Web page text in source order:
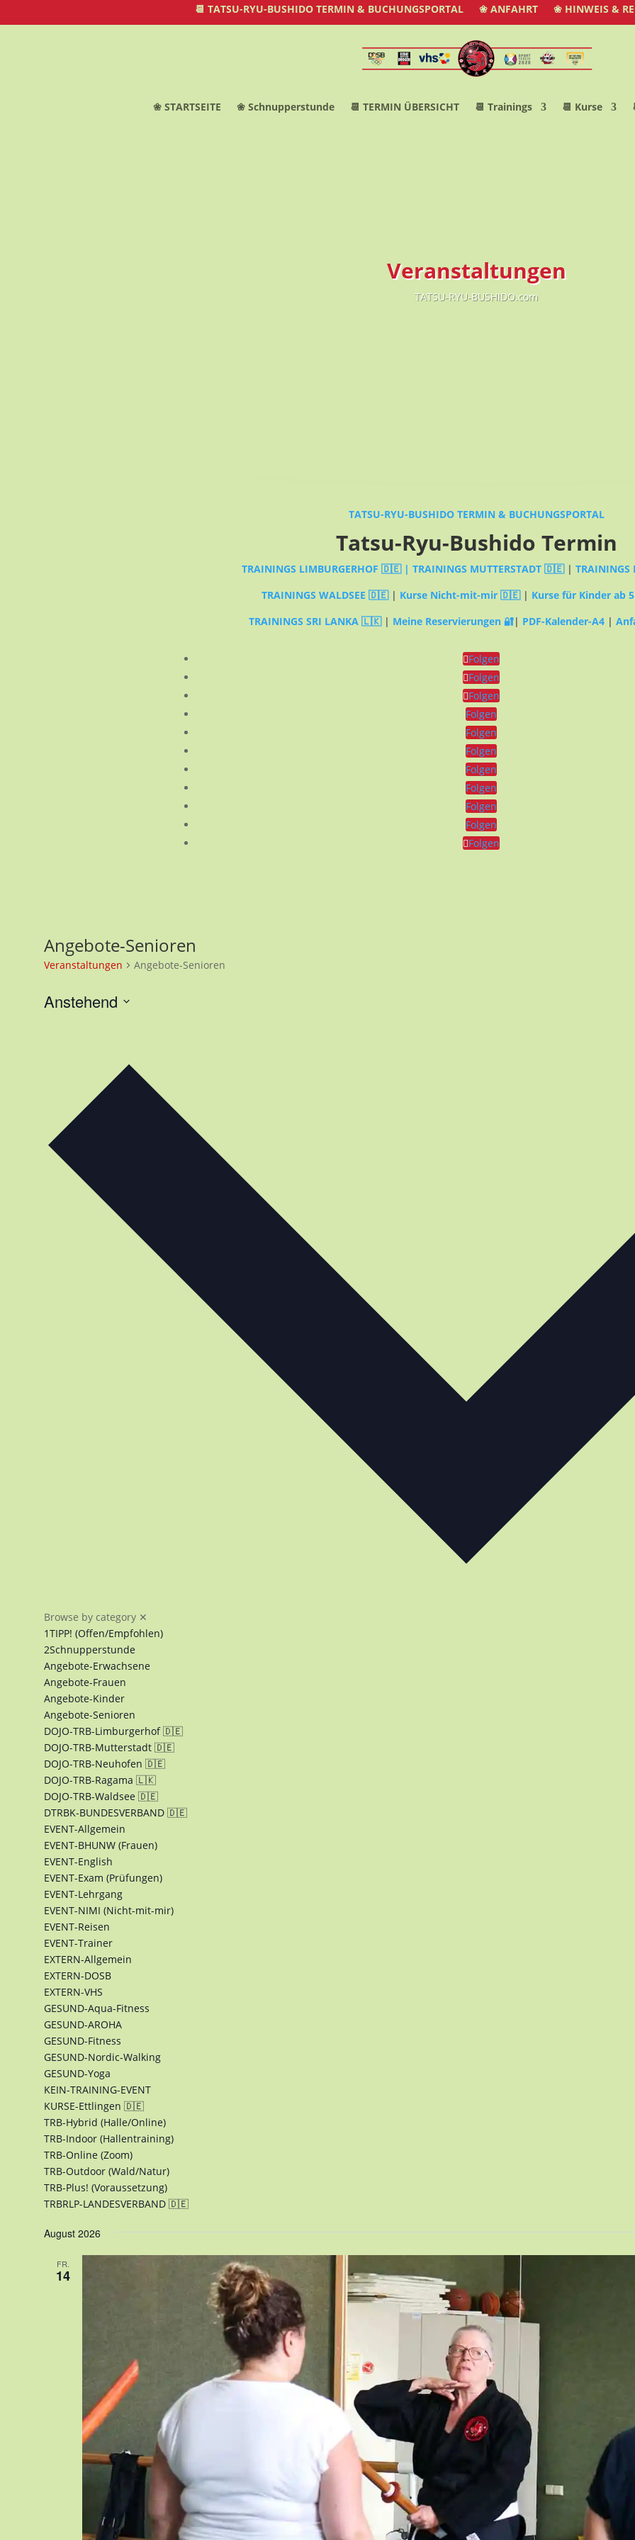
📆 TATSU-RYU-BUSHIDO TERMIN & BUCHUNGSPORTAL ❀ ANFAHRT ❀ HINWEIS &
❀ STARTSEITE ❀ Schnupperstunde 📆 TERMIN ÜBERSICHT 📆 Trainings 📆 Kurse
Veranstaltungen
TATSU-RYU-BUSHIDO.com
TATSU-RYU-BUSHIDO TERMIN & BUCHUNGSPORTAL
Tatsu-Ryu-Bushido Termin
TRAININGS LIMBURGERHOF 🇩🇪 | TRAININGS MUTTERSTADT 🇩🇪|
TRAININGS WALDSEE 🇩🇪| Kurse Nicht-mit-mir 🇩🇪| Kurse für Kinder ab
TRAININGS SRI LANKA 🇱🇰 | Meine Reservierungen 🔐| PDF-Kalender-A4 |
Folgen
Folgen
Folgen
Folgen
Folgen
Folgen
Folgen
Folgen
Folgen
Folgen
Folgen
Angebote-Senioren
Veranstaltungen Angebote-Senioren
Anstehend
Browse by category ✕
1TIPP! (Offen/Empfohlen)
2Schnupperstunde
Angebote-Erwachsene
Angebote-Frauen
Angebote-Kinder
Angebote-Senioren
DOJO-TRB-Limburgerhof 🇩🇪
DOJO-TRB-Mutterstadt 🇩🇪
DOJO-TRB-Neuhofen 🇩🇪
DOJO-TRB-Ragama 🇱🇰
DOJO-TRB-Waldsee 🇩🇪
DTRBK-BUNDESVERBAND 🇩🇪
EVENT-Allgemein
EVENT-BHUNW (Frauen)
EVENT-English
EVENT-Exam (Prüfungen)
EVENT-Lehrgang
EVENT-NIMI (Nicht-mit-mir)
EVENT-Reisen
EVENT-Trainer
EXTERN-Allgemein
EXTERN-DOSB
EXTERN-VHS
GESUND-Aqua-Fitness
GESUND-AROHA
GESUND-Fitness
GESUND-Nordic-Walking
GESUND-Yoga
KEIN-TRAINING-EVENT
KURSE-Ettlingen 🇩🇪
TRB-Hybrid (Halle/Online)
TRB-Indoor (Hallentraining)
TRB-Online (Zoom)
TRB-Outdoor (Wald/Natur)
TRB-Plus! (Voraussetzung)
TRBRLP-LANDESVERBAND 🇩🇪
August 2026
FR.
14